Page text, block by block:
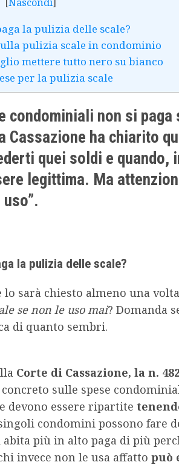
la pulizia delle scale?
pulizia scale in condominio
mettere tutto nero su bianco
per la pulizia scale
condominiali non si paga
Cassazione ha chiarito
quei soldi e quando,
legittima. Ma
la pulizia delle scale?
sarà chiesto almeno una
se non le uso mai? Domanda
di quanto sembri.
Corte di Cassazione, la n.
sulle spese
devono essere ripartite
condomini possono fare
abita più in alto paga di più
invece non le usa affatto può